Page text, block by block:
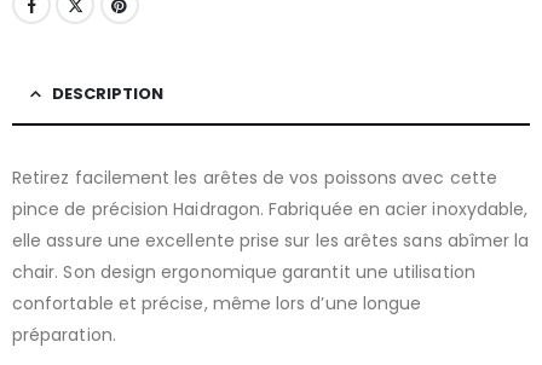
DESCRIPTION
Retirez facilement les arêtes de vos poissons avec cette
pince de précision Haidragon. Fabriquée en acier inoxydable,
elle assure une excellente prise sur les arêtes sans abîmer la
chair. Son design ergonomique garantit une utilisation
confortable et précise, même lors d’une longue
préparation.